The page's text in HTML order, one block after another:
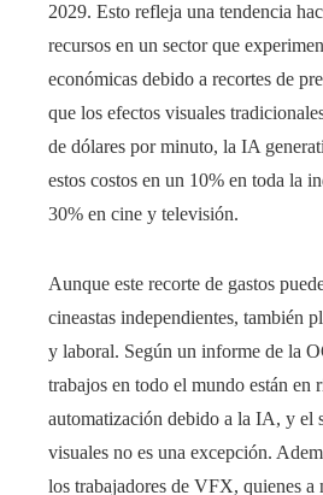
2029. Esto refleja una tendencia
recursos en un sector que
económicas debido a recortes de
que los efectos visuales
de dólares por minuto, la IA
estos costos en un 10% en toda la
30% en cine y televisión.
Aunque este recorte de gastos
cineastas independientes, también
y laboral. Según un informe de la
trabajos en todo el mundo están en
automatización debido a la IA, y el
visuales no es una excepción.
los trabajadores de VFX, quienes a